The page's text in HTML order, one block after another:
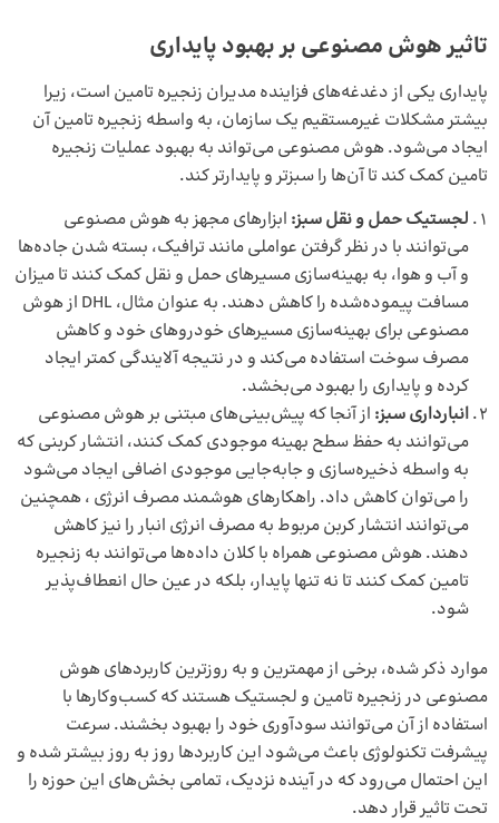
تاثیر هوش مصنوعی بر بهبود پایداری
پایداری یکی از دغدغه‌های فزاینده مدیران زنجیره تامین است، زیرا
بیشتر مشکلات غیرمستقیم یک سازمان، به واسطه زنجیره تامین آن
ایجاد می‌شود. هوش مصنوعی می‌تواند به بهبود عملیات زنجیره
تامین کمک کند تا آن‌ها را سبزتر و پایدارتر کند.
لجستیک حمل‌ و نقل سبز: ابزارهای مجهز به هوش مصنوعی
می‌توانند با در نظر گرفتن عواملی مانند ترافیک، بسته شدن جاده‌ها
و آب و هوا، به بهینه‌سازی مسیرهای حمل و نقل کمک کنند تا میزان
مسافت پیموده‌شده را کاهش دهند. به عنوان مثال، DHL از هوش
مصنوعی برای بهینه‌سازی مسیرهای خودروهای خود و کاهش
مصرف سوخت استفاده می‌کند و در نتیجه آلایندگی کمتر ایجاد
کرده و پایداری را بهبود می‌بخشد.
انبارداری سبز: از آنجا که پیش‌بینی‌های مبتنی بر هوش مصنوعی
می‌توانند به حفظ سطح بهینه موجودی کمک کنند، انتشار کربنی که
به واسطه ذخیره‌سازی و جابه‌جایی موجودی اضافی ایجاد می‌شود
را می‌توان کاهش داد. راهکارهای هوشمند مصرف انرژی ، همچنین
می‌توانند انتشار کربن مربوط به مصرف انرژی انبار را نیز کاهش
دهند. هوش مصنوعی همراه با کلان داده‌ها می‌توانند به زنجیره
تامین کمک کنند تا نه تنها پایدار، بلکه در عین حال انعطاف‌پذیر
شود.
موارد ذکر شده، برخی از مهمترین و به روزترین کاربردهای هوش
مصنوعی در زنجیره تامین و لجستیک هستند که کسب‌وکارها با
استفاده از آن می‌توانند سودآوری خود را بهبود بخشند. سرعت
پیشرفت تکنولوژی باعث می‌شود این کاربردها روز به روز بیشتر شده و
این احتمال می‌رود که در آینده نزدیک، تمامی بخش‌های این حوزه را
تحت تاثیر قرار دهد.